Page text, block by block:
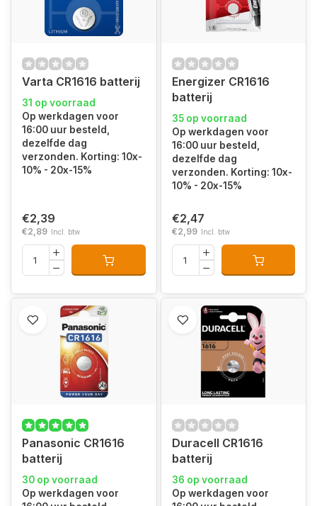
Varta CR1616 batterij
31 op voorraad
Op werkdagen voor
16:00 uur besteld,
dezelfde dag
verzonden. Korting: 10x-
10% - 20x-15%
€2,39
€2,89 Incl. btw
Energizer CR1616
batterij
35 op voorraad
Op werkdagen voor
16:00 uur besteld,
dezelfde dag
verzonden. Korting: 10x-
10% - 20x-15%
€2,47
€2,99 Incl. btw
Panasonic CR1616
batterij
30 op voorraad
Op werkdagen voor
Duracell CR1616
batterij
36 op voorraad
Op werkdagen voor